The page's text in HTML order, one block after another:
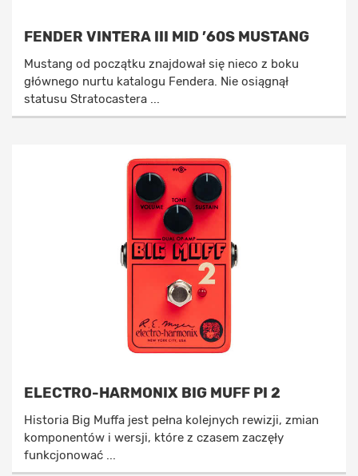
FENDER VINTERA III MID ’60S MUSTANG
Mustang od początku znajdował się nieco z boku
głównego nurtu katalogu Fendera. Nie osiągnął
statusu Stratocastera ...
ELECTRO-HARMONIX BIG MUFF PI 2
Historia Big Muffa jest pełna kolejnych rewizji, zmian
komponentów i wersji, które z czasem zaczęły
funkcjonować ...